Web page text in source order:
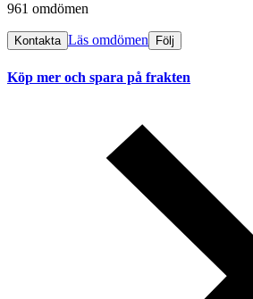
961 omdömen
Kontakta Läs omdömen Följ
Köp mer och spara på frakten